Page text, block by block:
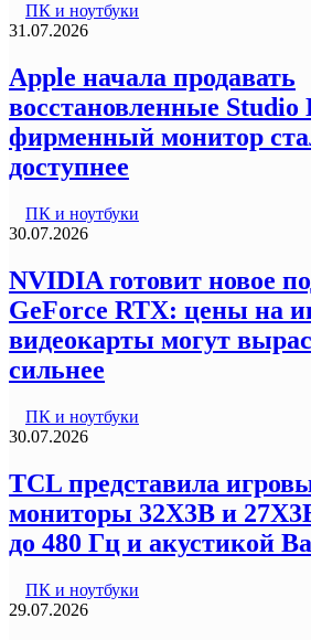
ПК и ноутбуки
31.07.2026
Apple начала продавать
восстановленные Studio
фирменный монитор
доступнее
ПК и ноутбуки
30.07.2026
NVIDIA готовит новое
GeForce RTX: цены на
видеокарты могут
сильнее
ПК и ноутбуки
30.07.2026
TCL представила
мониторы 32X3B и
до 480 Гц и акустикой
ПК и ноутбуки
29.07.2026